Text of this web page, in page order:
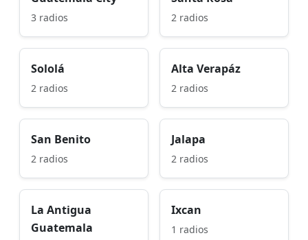
3 radios 2 radios
Sololá
2 radios
Alta Verapáz
2 radios
San Benito
2 radios
Jalapa
2 radios
La Antigua
Guatemala
Ixcan
1 radios